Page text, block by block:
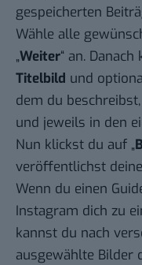
gespeicherten
Wähle alle
„Weiter“ an.
Titelbild und
dem du
und jeweils in den
Nun klickst du auf „
veröffentlichst
Wenn du einen
Instagram dich zu
kannst du nach
ausgewählte Bilder